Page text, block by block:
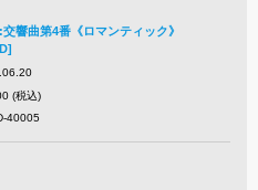
響曲第4番《ロマンティック》
(税込)
40005